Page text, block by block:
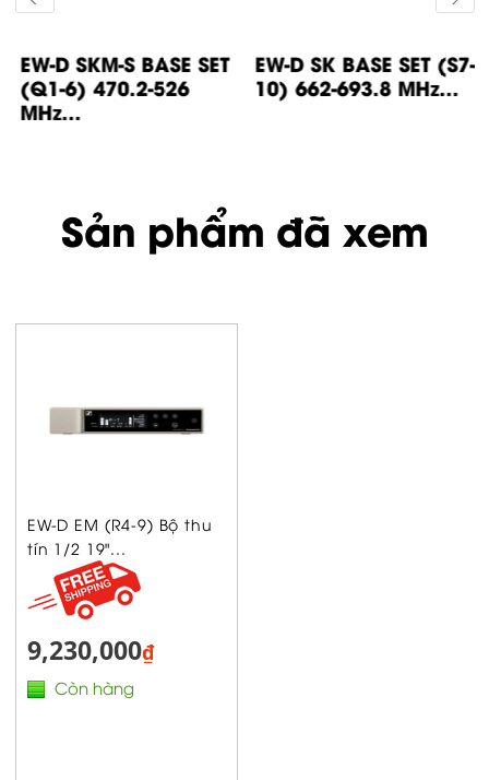
EW-D SKM-S BASE SET
(Q1-6) 470.2-526
MHz...
EW-D SK BASE SET (S7-
10) 662-693.8 MHz...
Sản phẩm đã xem
EW-D EM (R4-9) Bộ thu
tín 1/2 19"...
9,230,000₫
Còn hàng